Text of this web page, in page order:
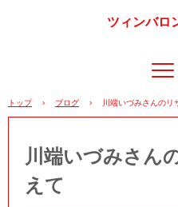
ツィンバロ
トップ › ブログ › 川端いづみさんのリ
川端いづみさん
えて